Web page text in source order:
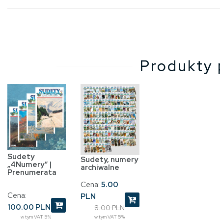
Produkty
Sudety
„4Numery” |
Prenumerata
Cena:
100.00 PLN
w tym VAT 5%
Sudety, numery
archiwalne
Cena:5.00
PLN
8.00 PLN
w tym VAT 5%